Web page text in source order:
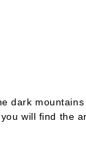
dark
will find the